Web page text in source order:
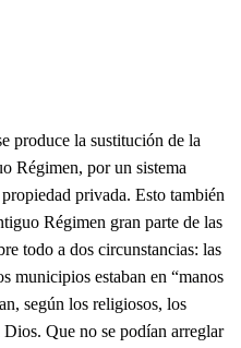
produce la sustitución de la
Régimen, por un sistema
privada. Esto también
Régimen gran parte de las
todo a dos circunstancias: las
municipios estaban en “manos
según los religiosos, los
Dios. Que no se podían arreglar